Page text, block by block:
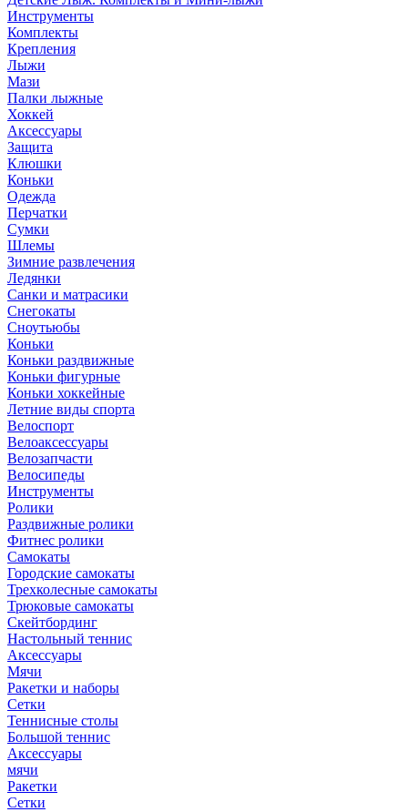
Инструменты
Комплекты
Крепления
Лыжи
Мази
Палки лыжные
Хоккей
Аксессуары
Защита
Клюшки
Коньки
Одежда
Перчатки
Сумки
Шлемы
Зимние развлечения
Ледянки
Санки и матрасики
Снегокаты
Сноутьюбы
Коньки
Коньки раздвижные
Коньки фигурные
Коньки хоккейные
Летние виды спорта
Велоспорт
Велоаксессуары
Велозапчасти
Велосипеды
Инструменты
Ролики
Раздвижные ролики
Фитнес ролики
Самокаты
Городские самокаты
Трехколесные самокаты
Трюковые самокаты
Скейтбординг
Настольный теннис
Аксессуары
Мячи
Ракетки и наборы
Сетки
Теннисные столы
Большой теннис
Аксессуары
мячи
Ракетки
Сетки